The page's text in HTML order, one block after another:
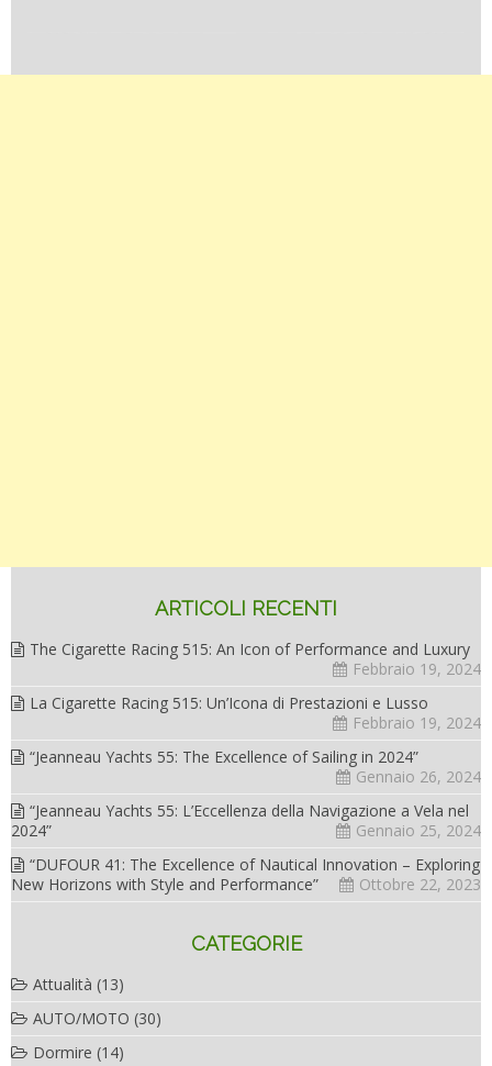
ARTICOLI RECENTI
The Cigarette Racing 515: An Icon of Performance and Luxury
Febbraio 19, 2024
La Cigarette Racing 515: Un’Icona di Prestazioni e Lusso
Febbraio 19, 2024
“Jeanneau Yachts 55: The Excellence of Sailing in 2024”
Gennaio 26, 2024
“Jeanneau Yachts 55: L’Eccellenza della Navigazione a Vela nel
2024”
Gennaio 25, 2024
“DUFOUR 41: The Excellence of Nautical Innovation – Exploring
New Horizons with Style and Performance”
Ottobre 22, 2023
CATEGORIE
Attualità (13)
AUTO/MOTO (30)
Dormire (14)